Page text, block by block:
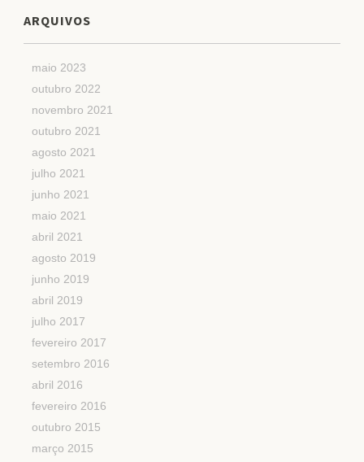
ARQUIVOS
maio 2023
outubro 2022
novembro 2021
outubro 2021
agosto 2021
julho 2021
junho 2021
maio 2021
abril 2021
agosto 2019
junho 2019
abril 2019
julho 2017
fevereiro 2017
setembro 2016
abril 2016
fevereiro 2016
outubro 2015
março 2015